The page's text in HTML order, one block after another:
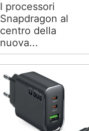
I processori
Snapdragon al
centro della
nuova...